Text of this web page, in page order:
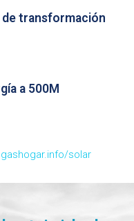
transformación
a 500M
gashogar.info/solar